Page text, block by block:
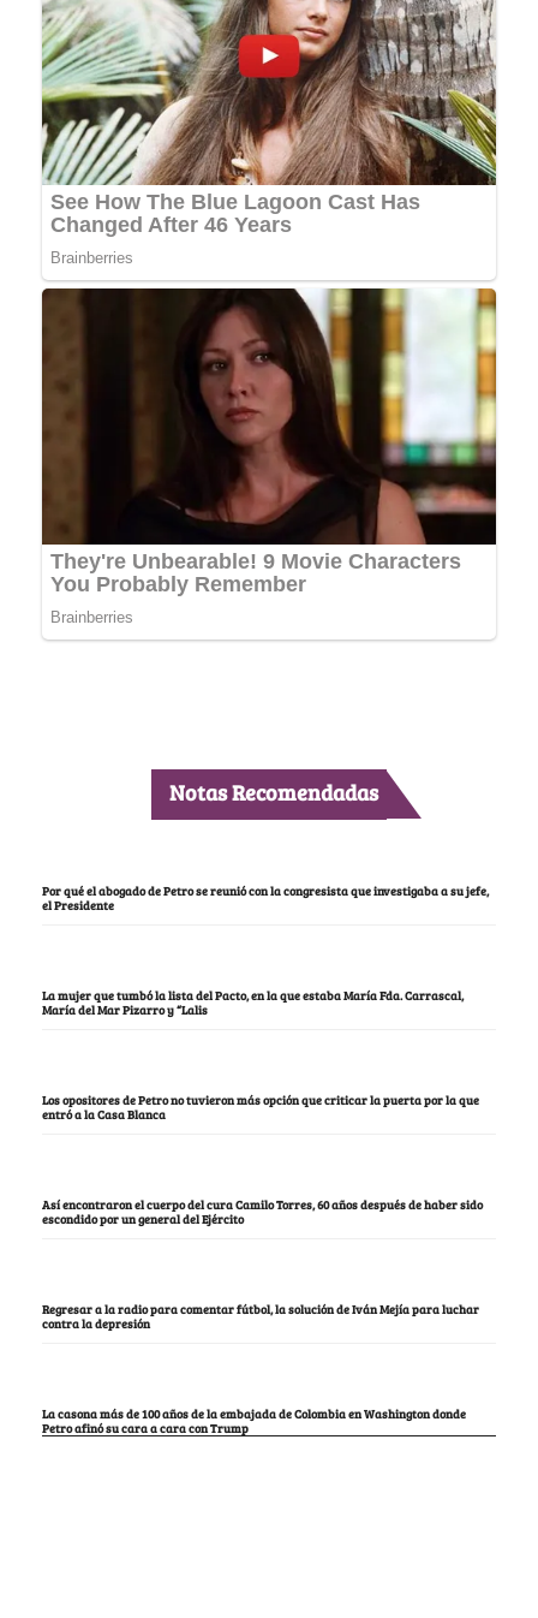
Notas Recomendadas
Por qué el abogado de Petro se reunió con la congresista que investigaba a su jefe,
el Presidente
La mujer que tumbó la lista del Pacto, en la que estaba María Fda. Carrascal,
María del Mar Pizarro y “Lalis
Los opositores de Petro no tuvieron más opción que criticar la puerta por la que
entró a la Casa Blanca
Así encontraron el cuerpo del cura Camilo Torres, 60 años después de haber sido
escondido por un general del Ejército
Regresar a la radio para comentar fútbol, la solución de Iván Mejía para luchar
contra la depresión
La casona más de 100 años de la embajada de Colombia en Washington donde
Petro afinó su cara a cara con Trump